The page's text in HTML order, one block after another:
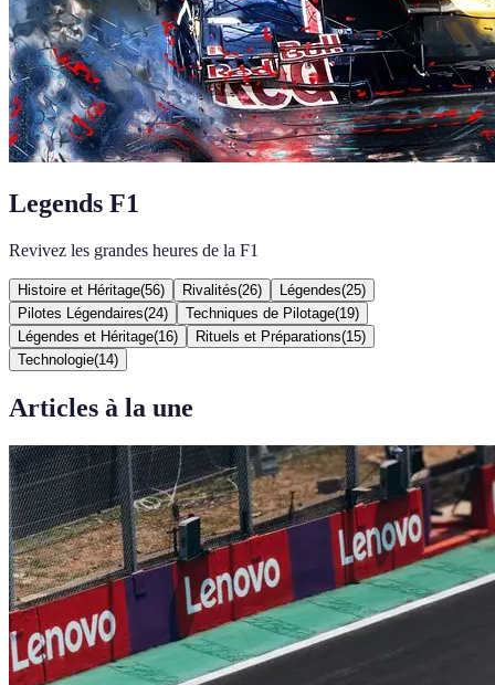
Legends F1
Revivez les grandes heures de la F1
Histoire et Héritage(56) Rivalités(26) Légendes(25)
Pilotes Légendaires(24) Techniques de Pilotage(19)
Légendes et Héritage(16) Rituels et Préparations(15)
Technologie(14)
Articles à la une